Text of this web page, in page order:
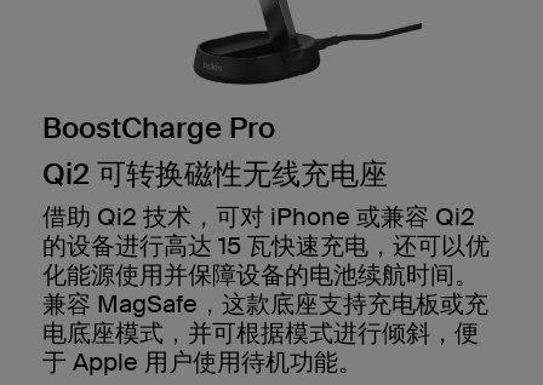
BoostCharge Pro
Qi2 可转换磁性无线充电座
借助 Qi2 技术，可对 iPhone 或兼容 Qi2
的设备进行高达 15 瓦快速充电，还可以优
化能源使用并保障设备的电池续航时间。
兼容 MagSafe，这款底座支持充电板或充
电底座模式，并可根据模式进行倾斜，便
于 Apple 用户使用待机功能。